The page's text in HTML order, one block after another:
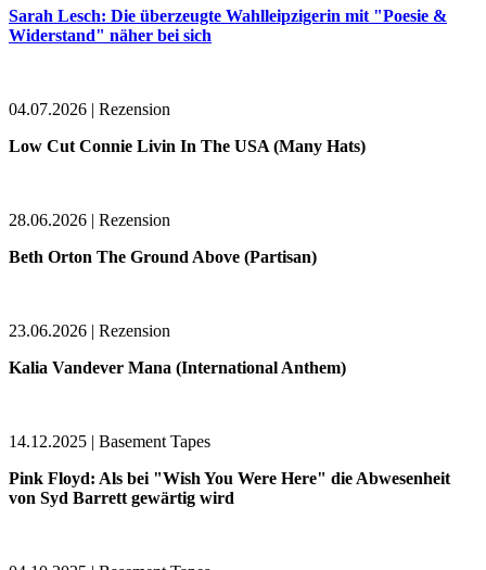
Sarah Lesch: Die überzeugte Wahlleipzigerin mit "Poesie &
Widerstand" näher bei sich
04.07.2026 | Rezension
Low Cut Connie Livin In The USA (Many Hats)
28.06.2026 | Rezension
Beth Orton The Ground Above (Partisan)
23.06.2026 | Rezension
Kalia Vandever Mana (International Anthem)
14.12.2025 | Basement Tapes
Pink Floyd: Als bei "Wish You Were Here" die Abwesenheit
von Syd Barrett gewärtig wird